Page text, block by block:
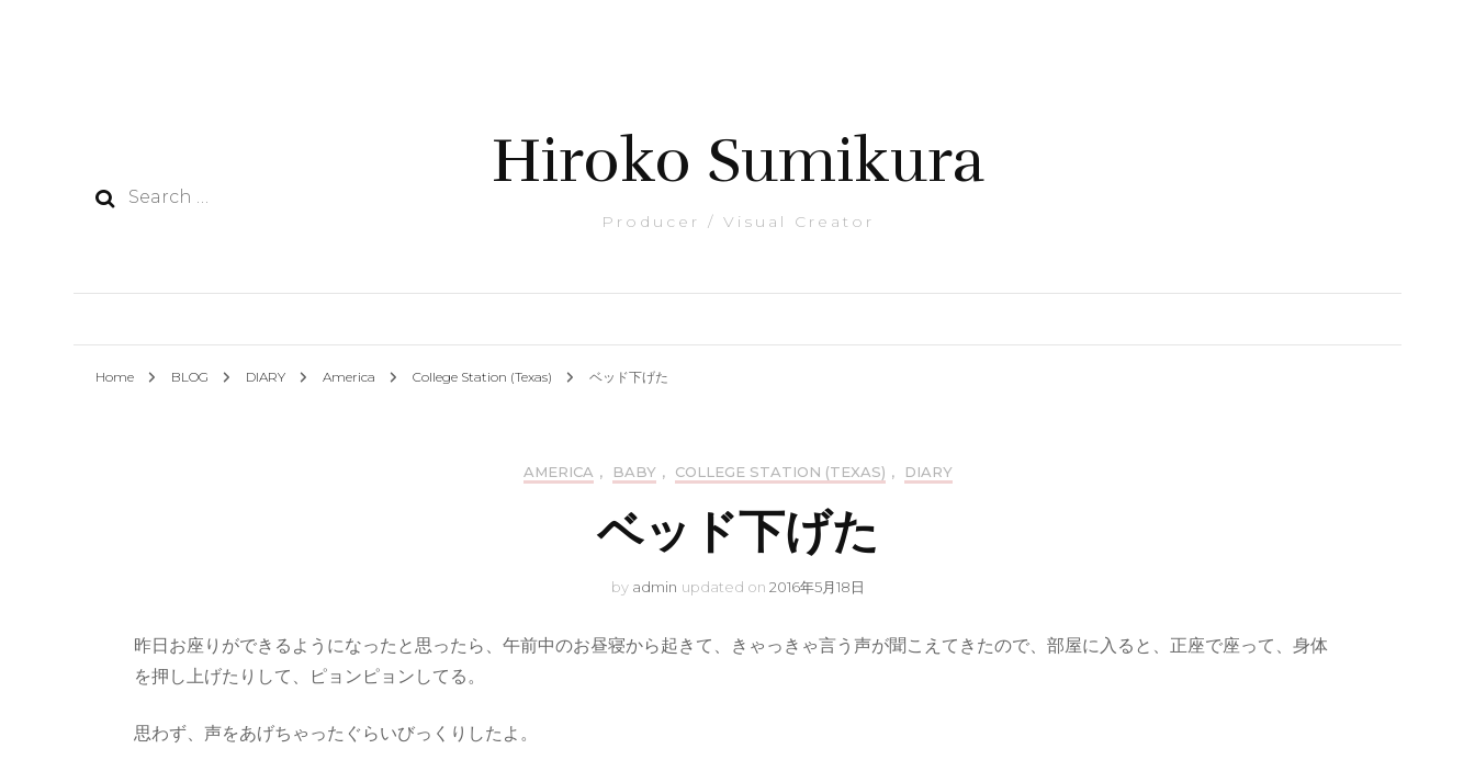
Search
Hiroko Sumikura
Producer / Visual Creator
Home BLOG DIARY America College Station (Texas) ベッド下げた
AMERICA , BABY , COLLEGE STATION (TEXAS) , DIARY
ベッド下げた
by admin updated on 2016年5月18日
昨日お座りができるようになったと思ったら、午前中のお昼寝から起きて、きゃっきゃ言う声が聞こえてきたので、部屋に入ると、正座で座って、身体
を押し上げたりして、ピョンピョンしてる。
思わず、声をあげちゃったぐらいびっくりしたよ。